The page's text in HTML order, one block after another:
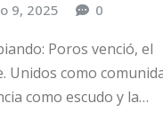
9, 2025 0
Poros venció, el
Unidos como
como escudo y la…